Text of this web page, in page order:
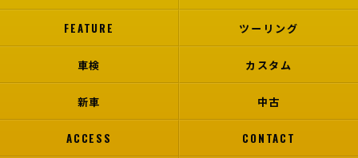
FEATURE ツーリング
車検 カスタム
新車 中古
ACCESS CONTACT